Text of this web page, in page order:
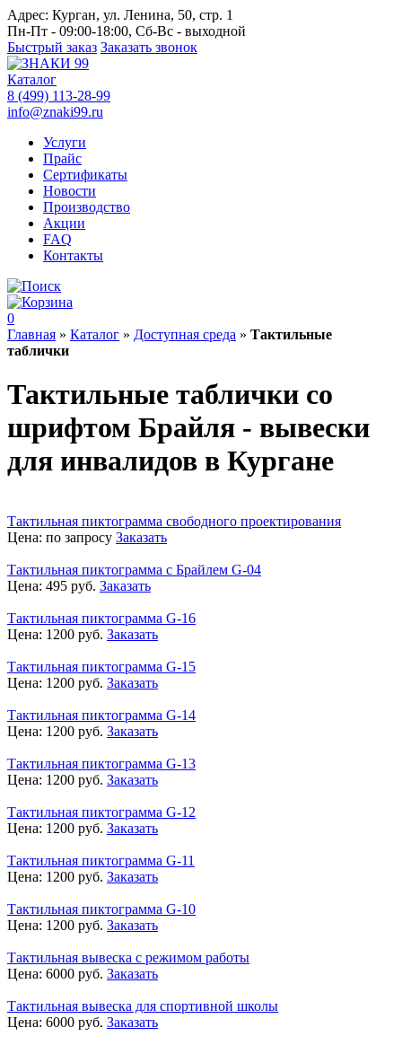
Адрес: Курган, ул. Ленина, 50, стр. 1
Пн-Пт - 09:00-18:00, Сб-Вс - выходной
Быстрый заказ Заказать звонок
Каталог
8 (499) 113-28-99
info@znaki99.ru
Услуги
Прайс
Сертификаты
Новости
Производство
Акции
FAQ
Контакты
0
Главная » Каталог » Доступная среда » Тактильные
таблички
Тактильные таблички со
шрифтом Брайля - вывески
для инвалидов в Кургане
Тактильная пиктограмма свободного проектирования
Цена: по запросу Заказать
Тактильная пиктограмма с Брайлем G-04
Цена: 495 руб. Заказать
Тактильная пиктограмма G-16
Цена: 1200 руб. Заказать
Тактильная пиктограмма G-15
Цена: 1200 руб. Заказать
Тактильная пиктограмма G-14
Цена: 1200 руб. Заказать
Тактильная пиктограмма G-13
Цена: 1200 руб. Заказать
Тактильная пиктограмма G-12
Цена: 1200 руб. Заказать
Тактильная пиктограмма G-11
Цена: 1200 руб. Заказать
Тактильная пиктограмма G-10
Цена: 1200 руб. Заказать
Тактильная вывеска с режимом работы
Цена: 6000 руб. Заказать
Тактильная вывеска для спортивной школы
Цена: 6000 руб. Заказать